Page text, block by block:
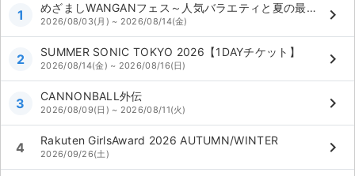
1 めざましWANGANフェス～人気バラエティと夏の最強コラボ～
2026/08/03(月) ~ 2026/08/14(金) keyboard_arrow_right
2 SUMMER SONIC TOKYO 2026【1DAYチケット】
2026/08/14(金) ~ 2026/08/16(日) keyboard_arrow_right
3 CANNONBALL外伝
2026/08/09(日) ~ 2026/08/11(火) keyboard_arrow_right
4 Rakuten GirlsAward 2026 AUTUMN/WINTER
2026/09/26(土) keyboard_arrow_right